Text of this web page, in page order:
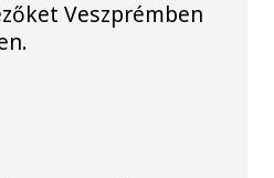
Veszprémben